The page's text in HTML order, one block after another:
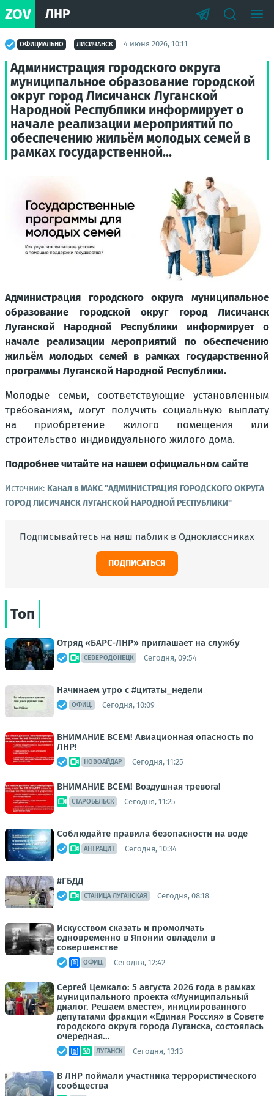
ZOV ЛНР
ОФИЦИАЛЬНО ЛИСИЧАНСК 4 июня 2026, 10:11
Администрация городского округа
муниципальное образование городской
округ город Лисичанск Луганской
Народной Республики информирует о
начале реализации мероприятий по
обеспечению жильём молодых семей в
рамках государственной...
Администрация городского округа муниципальное
образование городской округ город Лисичанск
Луганской Народной Республики информирует о
начале реализации мероприятий по обеспечению
жильём молодых семей в рамках государственной
программы Луганской Народной Республики.
Молодые семьи, соответствующие установленным
требованиям, могут получить социальную выплату
на приобретение жилого помещения или
строительство индивидуального жилого дома.
Подробнее читайте на нашем официальномсайте
Источник: Канал в МАКС "АДМИНИСТРАЦИЯ ГОРОДСКОГО ОКРУГА
ГОРОД ЛИСИЧАНСК ЛУГАНСКОЙ НАРОДНОЙ РЕСПУБЛИКИ"
Подписывайтесь на наш паблик в Одноклассниках
ПОДПИСАТЬСЯ
Топ
Отряд «БАРС-ЛНР» приглашает на службу
СЕВЕРОДОНЕЦК Сегодня, 09:54
Начинаем утро с #цитаты_недели
ОФИЦ. Сегодня, 10:09
ВНИМАНИЕ ВСЕМ! Авиационная опасность по
ЛНР!
НОВОАЙДАР Сегодня, 11:25
ВНИМАНИЕ ВСЕМ! Воздушная тревога!
СТАРОБЕЛЬСК Сегодня, 11:25
Соблюдайте правила безопасности на воде
АНТРАЦИТ Сегодня, 10:34
#ГБДД
СТАНИЦА ЛУГАНСКАЯ Сегодня, 08:18
Искусством сказать и промолчать
одновременно в Японии овладели в
совершенстве
ОФИЦ. Сегодня, 12:42
Сергей Цемкало: 5 августа 2026 года в рамках
муниципального проекта «Муниципальный
диалог. Решаем вместе», инициированного
депутатами фракции «Единая Россия» в Совете
городского округа города Луганска, состоялась
очередная...
ЛУГАНСК Сегодня, 13:13
В ЛНР поймали участника террористического
сообщества